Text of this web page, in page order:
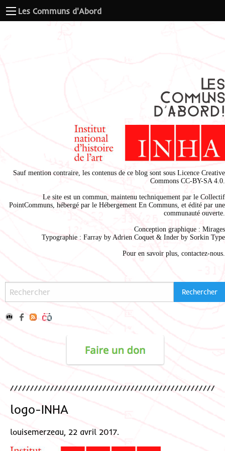
Les Communs d'Abord
Sauf mention contraire, les contenus de ce blog sont sous Licence Creative
Commons CC-BY-SA 4.0
Le site est un commun, maintenu techniquement par le Collectif
PointCommuns , hébergé par le Hébergement En Communs , et édité par une
communauté ouverte.
Conception graphique : Mirages
Typographie : Farray by Adrien Coquet & Inder by Sorkin Type
Pour en savoir plus, contactez-nous
logo-INHA
louisemerzeau, 22 avril 2017.